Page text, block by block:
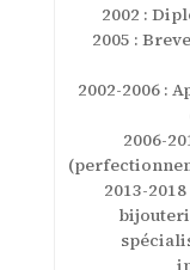
2002 :
2005 :
2002-2006 :
2006-
2013-